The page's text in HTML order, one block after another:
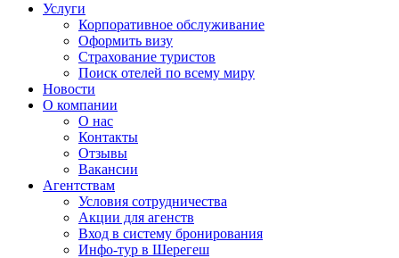
Услуги
Корпоративное обслуживание
Оформить визу
Страхование туристов
Поиск отелей по всему миру
Новости
О компании
О нас
Контакты
Отзывы
Вакансии
Агентствам
Условия сотрудничества
Акции для агенств
Вход в систему бронирования
Инфо-тур в Шерегеш